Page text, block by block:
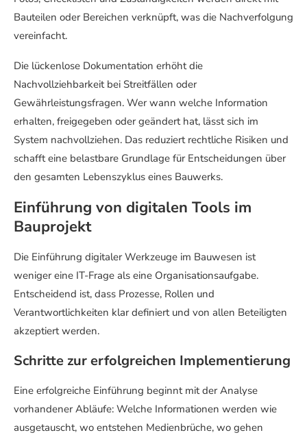
Bauteilen oder Bereichen verknüpft, was die Nachverfolgung
vereinfacht.
Die lückenlose Dokumentation erhöht die
Nachvollziehbarkeit bei Streitfällen oder
Gewährleistungsfragen. Wer wann welche Information
erhalten, freigegeben oder geändert hat, lässt sich im
System nachvollziehen. Das reduziert rechtliche Risiken und
schafft eine belastbare Grundlage für Entscheidungen über
den gesamten Lebenszyklus eines Bauwerks.
Einführung von digitalen Tools im
Bauprojekt
Die Einführung digitaler Werkzeuge im Bauwesen ist
weniger eine IT-Frage als eine Organisationsaufgabe.
Entscheidend ist, dass Prozesse, Rollen und
Verantwortlichkeiten klar definiert und von allen Beteiligten
akzeptiert werden.
Schritte zur erfolgreichen Implementierung
Eine erfolgreiche Einführung beginnt mit der Analyse
vorhandener Abläufe: Welche Informationen werden wie
ausgetauscht, wo entstehen Medienbrüche, wo gehen